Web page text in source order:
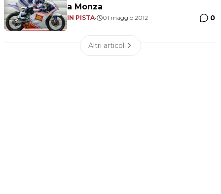
a Monza
IN PISTA• 01 maggio 2012 0
Altri articoli